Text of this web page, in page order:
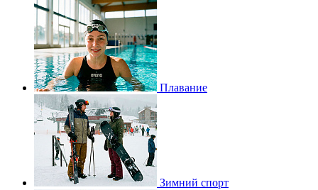
Плавание
Зимний спорт